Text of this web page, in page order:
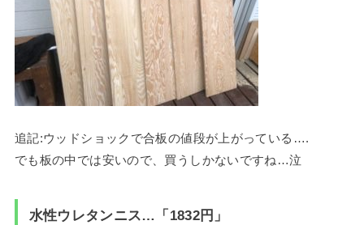
追記:ウッドショックで合板の値段が上がっている….
でも板の中では安いので、買うしかないですね…泣
水性ウレタンニス…「1832円」